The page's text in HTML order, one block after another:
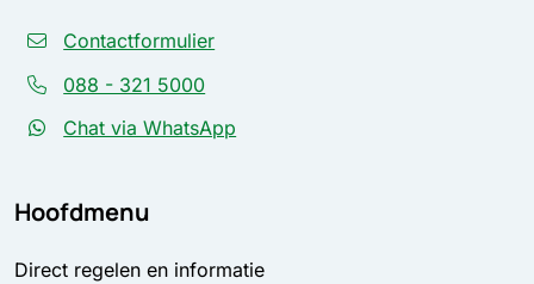
Contactformulier
088 - 321 5000
Chat via WhatsApp
Hoofdmenu
Direct regelen en informatie